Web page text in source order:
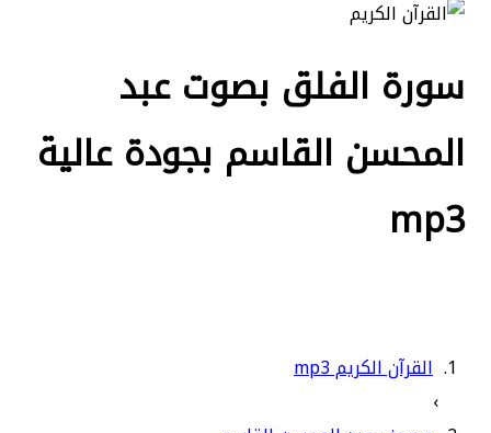
سورة الفلق بصوت عبد
المحسن القاسم بجودة عالية
mp3
القرآن الكريم mp3
›